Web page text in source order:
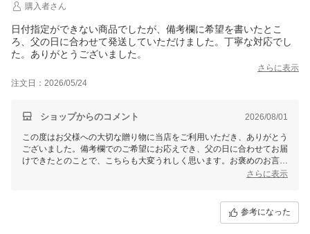
購入者さん
日付指定ができない商品でしたが、備考欄に希望を書いたとこ
ろ、父の日に合わせて発送していただけました。丁寧な対応でし
た。ありがとうございました。
さらに表示
注文日：2026/05/24
ショップからのコメント 2026/08/01
この度はお父様への大切な贈り物に当店をご利用いただき、ありがとう
ございました。備考欄でのご希望にお応えでき、父の日に合わせてお届
けできたとのことで、こちらも大変うれしく思います。お褒めのお言葉
をいただき、スタッフ一同大変励みになります。今後もお客様にご満足
さらに表示
参考になった